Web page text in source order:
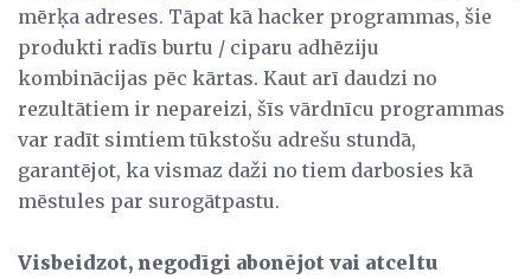
mērķa adreses. Tāpat kā hacker programmas, šie
produkti radīs burtu / ciparu adhēziju
kombinācijas pēc kārtas. Kaut arī daudzi no
rezultātiem ir nepareizi, šīs vārdnīcu programmas
var radīt simtiem tūkstošu adrešu stundā,
garantējot, ka vismaz daži no tiem darbosies kā
mēstules par surogātpastu.
Visbeidzot, negodīgi abonējot vai atceltu